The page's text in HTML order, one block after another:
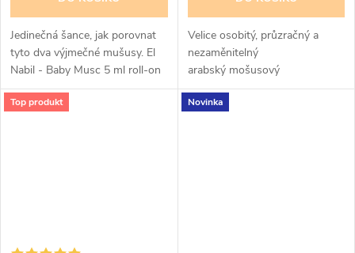
Jedinečná šance, jak porovnat
tyto dva výjmečné mušusy. El
Nabil - Baby Musc 5 ml roll-on
parfémový olej - mošus - pro
ženy Musc Blanc - El Nabil -
Velice osobitý, průzračný a
nezaměnitelný
arabský mošusový
pižmový parfém pro ženy. Vůně
čistoty a nevinosti
Top produkt Novinka